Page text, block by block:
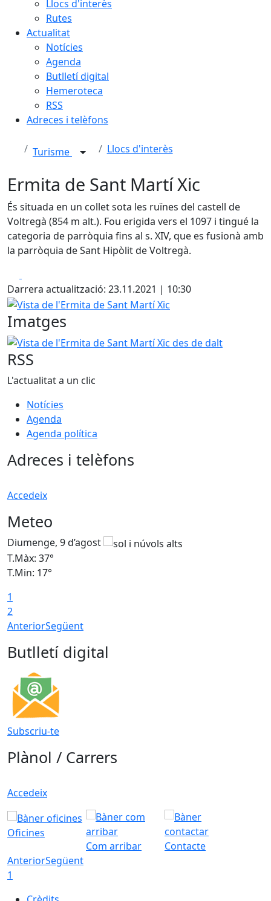
Llocs d'interès
Rutes
Actualitat
Notícies
Agenda
Butlletí digital
Hemeroteca
RSS
Adreces i telèfons
Turisme Llocs d'interès
Ermita de Sant Martí Xic
És situada en un collet sota les ruïnes del castell de
Voltregà (854 m alt.). Fou erigida vers el 1097 i tingué la
categoria de parròquia fins al s. XIV, que es fusionà amb
la parròquia de Sant Hipòlit de Voltregà.
Darrera actualització: 23.11.2021 | 10:30
Vista de l'Ermita de Sant Martí Xic
Imatges
Vista de l'Ermita de Sant Martí Xic des de dalt
RSS
L'actualitat a un clic
Notícies
Agenda
Agenda política
Adreces i telèfons
Accedeix
Meteo
Diumenge, 9 d’agost
T.Màx: 37°
T.Min: 17°
1
2
AnteriorSegüent
Butlletí digital
Subscriu-te
Plànol / Carrers
Accedeix
Oficines
Com arribar
Contacte
AnteriorSegüent
1